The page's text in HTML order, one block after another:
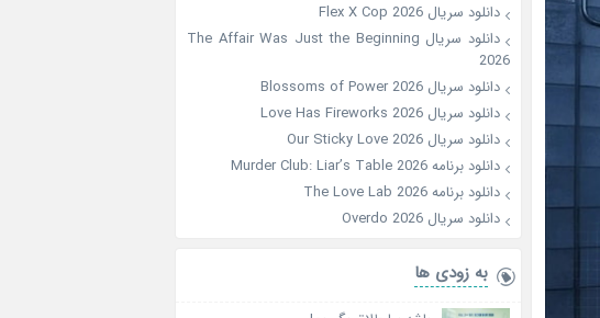
دانلود سریال Flex X Cop 2026
دانلود سریال The Affair Was Just the Beginning
2026
دانلود سریال Blossoms of Power 2026
دانلود سریال Love Has Fireworks 2026
دانلود سریال Our Sticky Love 2026
دانلود برنامه Murder Club: Liar’s Table 2026
دانلود برنامه The Love Lab 2026
دانلود سریال Overdo 2026
به زودی ها